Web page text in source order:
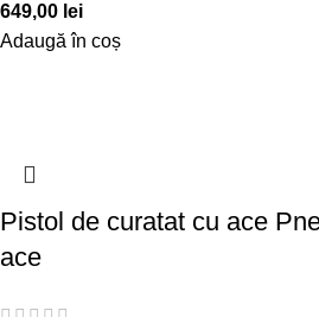
649,00 lei
Adaugă în coș
Pistol de curatat cu ace
ace